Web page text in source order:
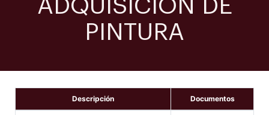
ADQUISICIÓN DE
PINTURA
Descripción Documentos